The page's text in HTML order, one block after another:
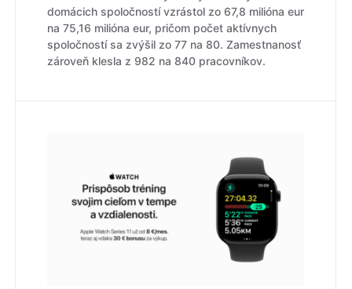
domácich spoločností vzrástol zo 67,8 milióna eur
na 75,16 milióna eur, pričom počet aktívnych
spoločností sa zvýšil zo 77 na 80. Zamestnanosť
zároveň klesla z 982 na 840 pracovníkov.